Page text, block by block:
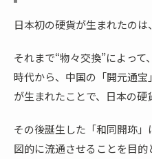
日本初の硬貨が生まれたのは
それまで“物々交換”によっ
時代から、中国の「開元通宝
が生まれたことで、日本の硬
その後誕生した「和同開珎
図的に流通させることを目